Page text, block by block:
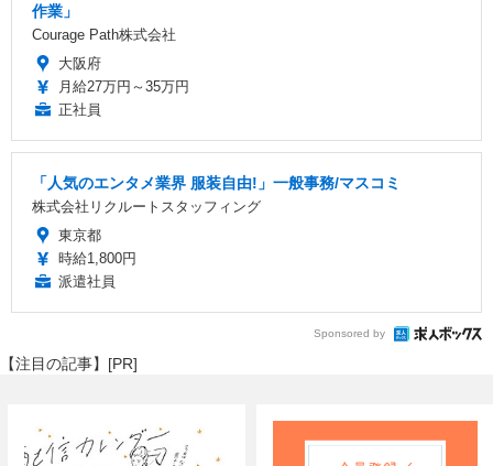
作業」
Courage Path株式会社
大阪府
月給27万円～35万円
正社員
「人気のエンタメ業界 服装自由!」一般事務/マスコミ
株式会社リクルートスタッフィング
東京都
時給1,800円
派遣社員
Sponsored by
【注目の記事】[PR]